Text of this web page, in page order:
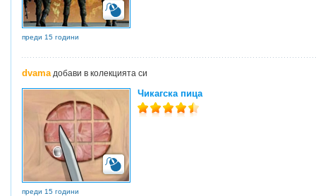
преди 15 години
dvamaдобави в колекцията си
Чикагска пица
преди 15 години